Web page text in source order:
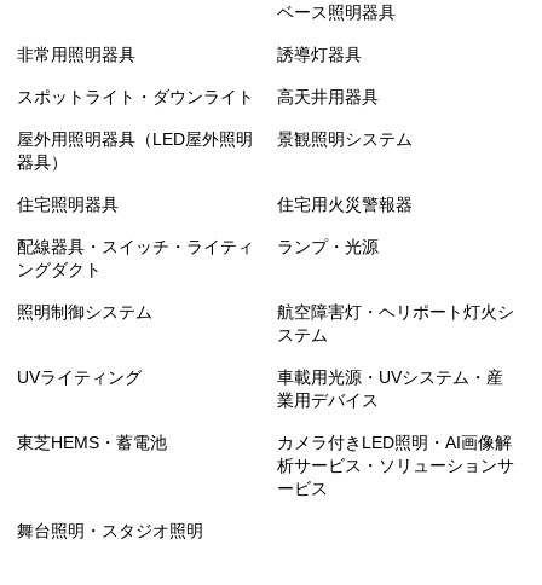
ベース照明器具
非常用照明器具 誘導灯器具
スポットライト・ダウンライト 高天井用器具
屋外用照明器具（LED屋外照明
器具）
景観照明システム
住宅照明器具 住宅用火災警報器
配線器具・スイッチ・ライティ
ングダクト
ランプ・光源
照明制御システム
航空障害灯・ヘリポート灯火シ
ステム
UVライティング
車載用光源・UVシステム・産
業用デバイス
東芝HEMS・蓄電池
カメラ付きLED照明・AI画像解
析サービス・ソリューションサ
ービス
舞台照明・スタジオ照明